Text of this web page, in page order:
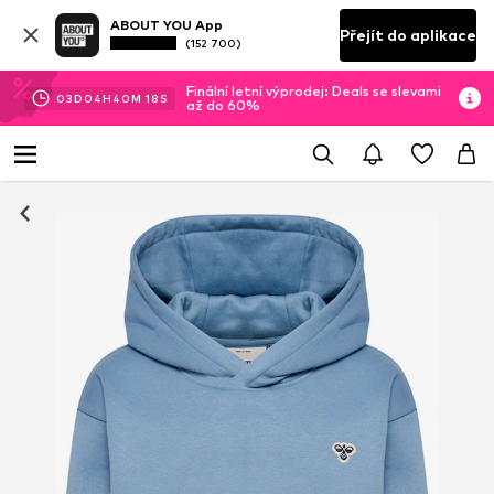
ABOUT YOU App
(152 700) Přejít do aplikace
03D 04H 40M 17 S
Finální letní výprodej: Deals se slevami
až do 60%